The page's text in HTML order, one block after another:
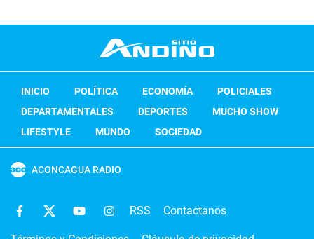
INICIO POLÍTICA ECONOMÍA
POLICIALES
DEPARTAMENTALES
DEPORTES
MUCHO SHOW
LIFESTYLE
MUNDO SOCIEDAD
ACONCAGUA RADIO
RSS Contactanos